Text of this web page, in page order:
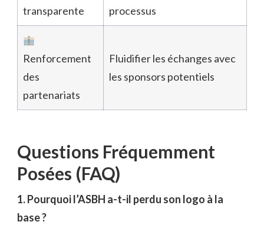
transparente
processus
Renforcement
des
partenariats
Fluidifier les échanges avec
les sponsors potentiels
Questions Fréquemment
Posées (FAQ)
1. Pourquoi l’ASBH a-t-il perdu son logo à la
base ?